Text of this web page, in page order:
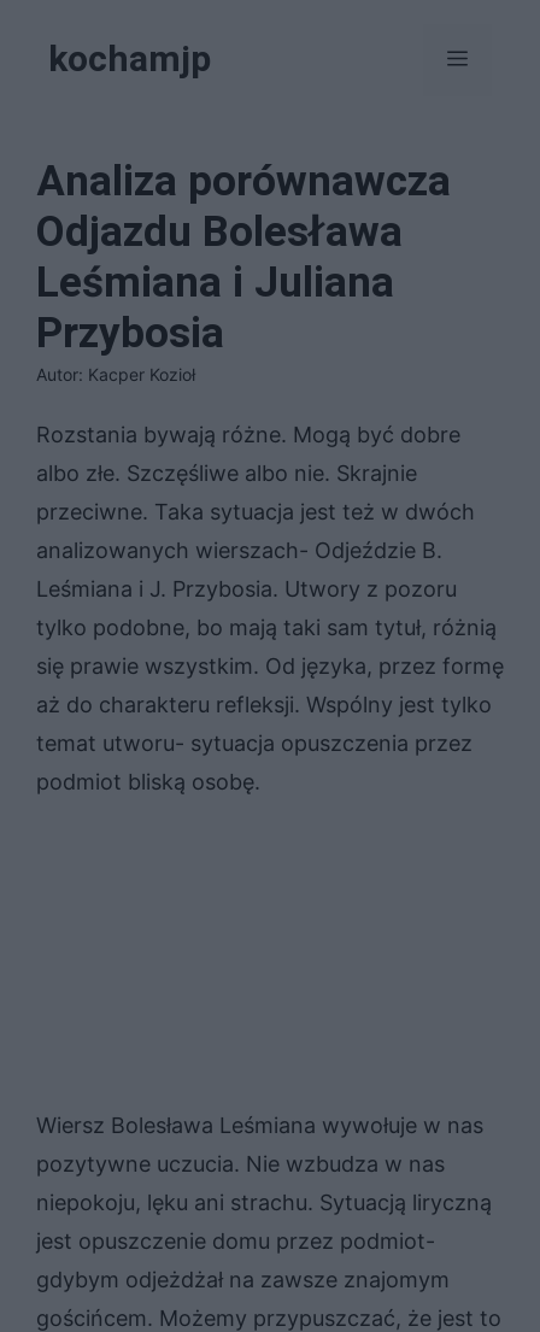
kochamjp Menu
Analiza porównawcza
Odjazdu Bolesława
Leśmiana i Juliana
Przybosia
Autor: Kacper Kozioł
Rozstania bywają różne. Mogą być dobre
albo złe. Szczęśliwe albo nie. Skrajnie
przeciwne. Taka sytuacja jest też w dwóch
analizowanych wierszach- Odjeździe B.
Leśmiana i J. Przybosia. Utwory z pozoru
tylko podobne, bo mają taki sam tytuł, różnią
się prawie wszystkim. Od języka, przez formę
aż do charakteru refleksji. Wspólny jest tylko
temat utworu- sytuacja opuszczenia przez
podmiot bliską osobę.
Wiersz Bolesława Leśmiana wywołuje w nas
pozytywne uczucia. Nie wzbudza w nas
niepokoju, lęku ani strachu. Sytuacją liryczną
jest opuszczenie domu przez podmiot-
gdybym odjeżdżał na zawsze znajomym
gościńcem. Możemy przypuszczać, że jest to